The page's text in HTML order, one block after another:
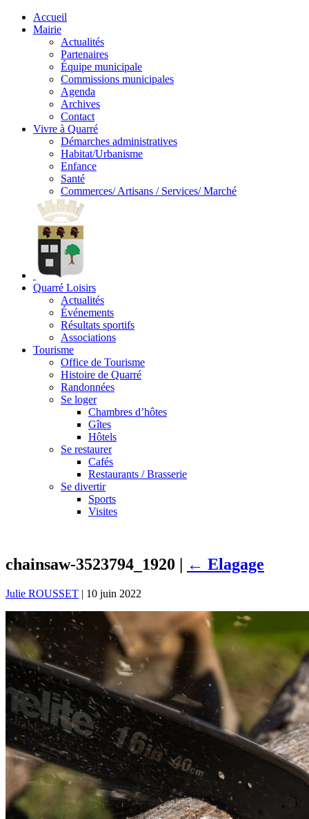
Accueil
Mairie
Actualités
Partenaires
Équipe municipale
Commissions municipales
Agenda
Archives
Contact
Vivre à Quarré
Démarches administratives
Habitat/Urbanisme
Enfance
Santé
Commerces/ Artisans / Services/ Marché
Quarré Loisirs
Actualités
Événements
Résultats sportifs
Associations
Tourisme
Office de Tourisme
Histoire de Quarré
Randonnées
Se loger
Chambres d’hôtes
Gîtes
Hôtels
Se restaurer
Cafés
Restaurants / Brasserie
Se divertir
Sports
Visites
chainsaw-3523794_1920 | ← Elagage
Julie ROUSSET | 10 juin 2022